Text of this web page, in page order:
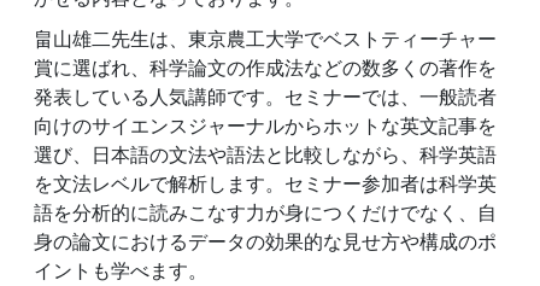
畠山雄二先生は、東京農工大学でベストティーチャー
賞に選ばれ、科学論文の作成法などの数多くの著作を
発表している人気講師です。セミナーでは、一般読者
向けのサイエンスジャーナルからホットな英文記事を
選び、日本語の文法や語法と比較しながら、科学英語
を文法レベルで解析します。セミナー参加者は科学英
語を分析的に読みこなす力が身につくだけでなく、自
身の論文におけるデータの効果的な見せ方や構成のポ
イントも学べます。